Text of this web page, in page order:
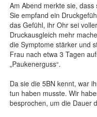
Am Abend merkte sie,
Sie empfand ein
das Gefühl, ihr Ohr sei
Druckausgleich mehr
die Symptome stärker und
Frau nach etwa 3 Tagen
„Paukenerguss“.
Da sie die 5BN kennt, war
tun haben musste. Wir
besprochen, um die Dauer